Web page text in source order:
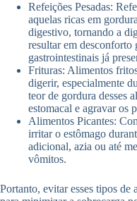
Refeições Pesadas:
aquelas ricas em
digestivo, tornando a
resultar em desconforto
gastrointestinais já
Frituras: Alimentos
digerir, especialmente
teor de gordura desses
estomacal e agravar os
Alimentos Picantes:
irritar o estômago
adicional, azia ou até
vômitos.
Portanto, evitar esses tipos de